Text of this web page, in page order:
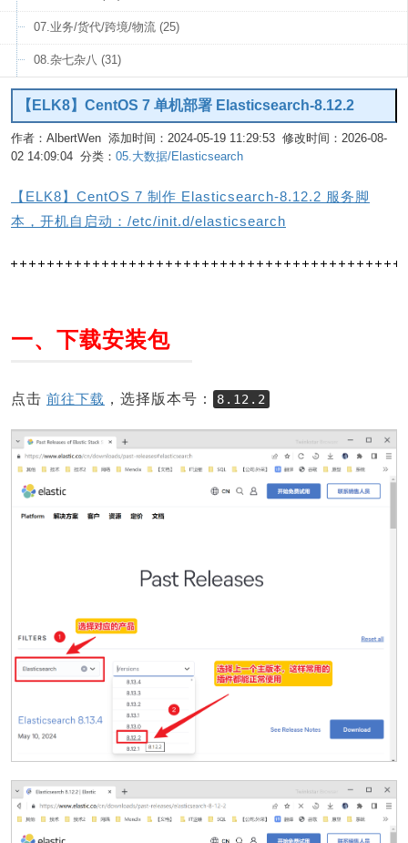
07.业务/货代/跨境/物流 (25)
08.杂七杂八 (31)
【ELK8】CentOS 7 单机部署 Elasticsearch-8.12.2
作者：AlbertWen 添加时间：2024-05-19 11:29:53 修改时间：2026-08-
02 14:09:04 分类： 05.大数据/Elasticsearch
【ELK8】CentOS 7 制作 Elasticsearch-8.12.2 服务脚
本，开机自启动：/etc/init.d/elasticsearch
一、下载安装包
点击 前往下载 ，选择版本号： 8.12.2